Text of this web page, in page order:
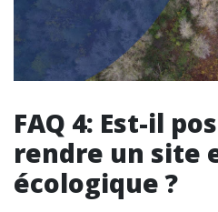
FAQ 4: Est-il
rendre un site
écologique ?